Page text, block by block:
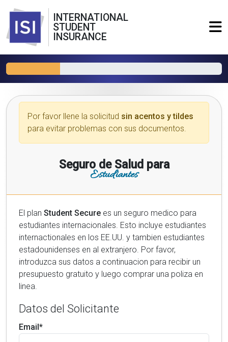
INTERNATIONAL
STUDENT
INSURANCE
Por favor llene la solicitud sin acentos y tildes
para evitar problemas con sus documentos.
Seguro de Salud para
Estudiantes
El plan Student Secure es un seguro medico para
estudiantes internacionales. Esto incluye estudiantes
internactionales en los EE.UU. y tambien estudiantes
estadounidenses en al extranjero. Por favor,
introduzca sus datos a continuacion para recibir un
presupuesto gratuito y luego comprar una poliza en
linea.
Datos del Solicitante
Email*